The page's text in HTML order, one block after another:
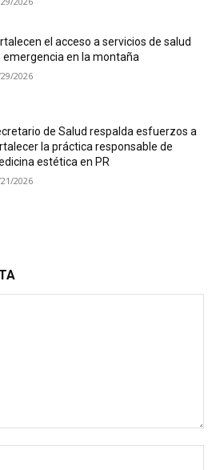
el acceso a servicios de salud
emergencia en la montaña
2026
de Salud respalda esfuerzos a
la práctica responsable de
estética en PR
2026